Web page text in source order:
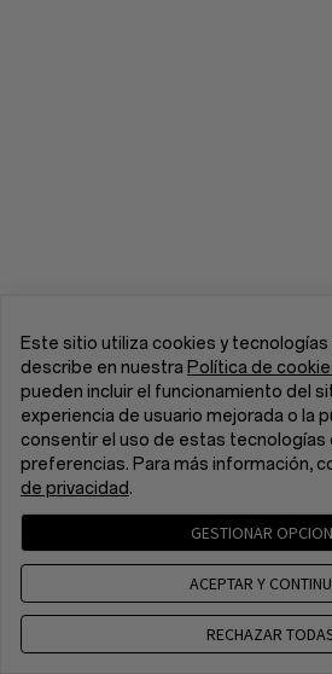
Este sitio utiliza cookies y
describe en nuestra Política de
pueden incluir el funcionamiento del
experiencia de usuario mejorada o la
consentir el uso de estas tecnologías
preferencias. Para más información,
de privacidad.
GESTIONAR
ACEPTAR Y
RECHAZAR